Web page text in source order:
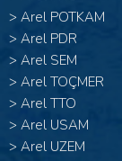
> Arel POTKAM
> Arel PDR
> Arel SEM
> Arel TOÇMER
> Arel TTO
> Arel USAM
> Arel UZEM